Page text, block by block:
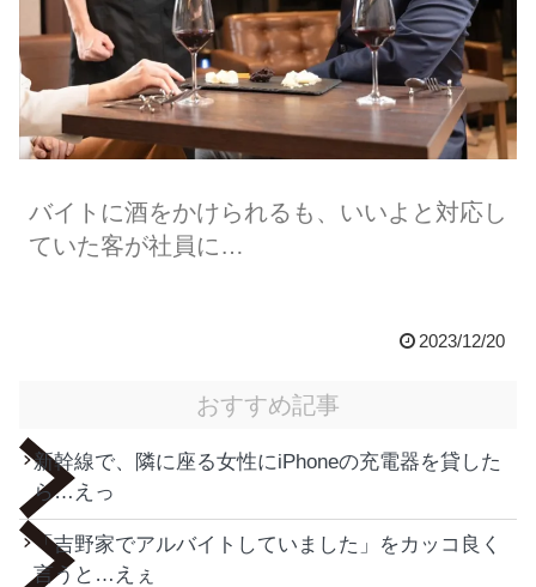
バイトに酒をかけられるも、いいよと対応し
ていた客が社員に…
2023/12/20
おすすめ記事
新幹線で、隣に座る女性にiPhoneの充電器を貸した
ら…えっ
「吉野家でアルバイトしていました」をカッコ良く
言うと…えぇ